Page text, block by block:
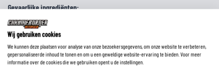
Gevaarlijke ingrediënten:
Nafta (petroleum), gehydrotreated licht — typische waarden gegeven in
SDS (bijv. 25–50 %)
n-butylacetaat — typische bereiken gegeven in SDS (bijv. 15–<20 %)
Propaan / Butaan (drijfgassen) — typische bereiken gegeven in SDS (bijv.
Wij gebruiken cookies
We kunnen deze plaatsen voor analyse van onze bezoekersgegevens, om onze website te verbeteren,
gepersonaliseerde inhoud te tonen en om u een geweldige website-ervaring te bieden. Voor meer
informatie over de cookies die we gebruiken opent u de instellingen.